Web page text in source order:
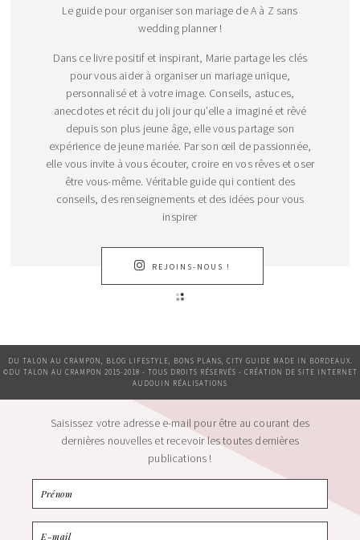
Le guide pour organiser son mariage de A à Z sans
wedding planner !
Dans ce livre positif et inspirant, Marie partage les clés
pour vous aider à organiser un mariage unique,
personnalisé et à votre image. Conseils, astuces,
anecdotes et récit du joli jour qu’elle a imaginé et rêvé
depuis son plus jeune âge, elle vous partage son
expérience de jeune mariée. Par son œil de passionnée,
elle vous invite à vous écouter, croire en vos rêves et oser
être vous-même. Véritable guide qui contient des
conseils, des renseignements et des idées pour vous
inspirer
REJOINS-NOUS !
DU TALON AU CRAMPON, BLOG LIFESTYLE, BONS PLANS, CITY GUIDE MADE IN BORDEAUX.
©DU TALON AU CRAMPON 2015-2018 - TOUS DROITS RÉSERVÉS - CRÉATION DE SITE INTERNET
AUDOUIN RÉALISATIONS
Saisissez votre adresse e-mail pour être au courant des
dernières nouvelles et recevoir les toutes dernières
publications !